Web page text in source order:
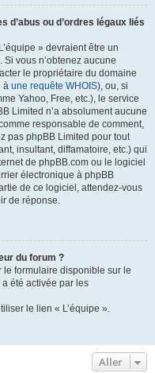
d’abus ou d’ordres légaux liés
» devraient être un
vous n’obtenez aucune
le propriétaire du domaine
à une requête WHOIS), ou, si
Yahoo, Free, etc.), le service
Limited n’a absolument aucune
responsable de comment,
pas phpBB Limited pour tout
insultant, diffamatoire, etc.) qui
de phpBB.com ou le logiciel
électronique à phpBB
de ce logiciel, attendez-vous
de réponse.
du forum ?
le formulaire disponible sur le
été activée par les
le lien « L’équipe ».
Aller